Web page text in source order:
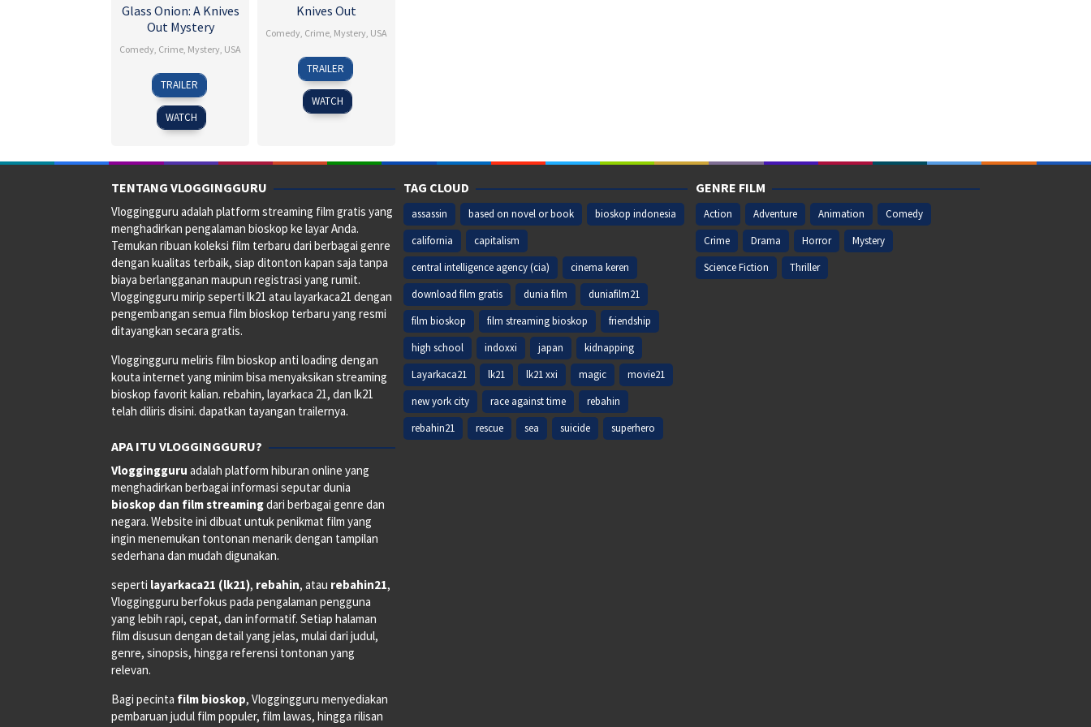
Glass Onion: A Knives
Out Mystery
Comedy, Crime, Mystery, USA
23
Nov
2022
Bruce
Wayne
Gillies
TRAILER
WATCH
Knives Out
Comedy, Crime, Mystery, USA
27
Nov
2019
Bruce
Wayne
Gillies
TRAILER
WATCH
TENTANG VLOGGINGGURU
Vloggingguru adalah platform streaming film gratis yang
menghadirkan pengalaman bioskop ke layar Anda.
Temukan ribuan koleksi film terbaru dari berbagai genre
dengan kualitas terbaik, siap ditonton kapan saja tanpa
biaya berlangganan maupun registrasi yang rumit.
Vloggingguru mirip seperti lk21 atau layarkaca21 dengan
pengembangan semua film bioskop terbaru yang resmi
ditayangkan secara gratis.
Vloggingguru meliris film bioskop anti loading dengan
kouta internet yang minim bisa menyaksikan streaming
bioskop favorit kalian. rebahin, layarkaca 21, dan lk21
telah diliris disini. dapatkan tayangan trailernya.
APA ITU VLOGGINGGURU?
Vloggingguru adalah platform hiburan online yang
menghadirkan berbagai informasi seputar dunia
bioskop dan film streamingdari berbagai genre dan
negara. Website ini dibuat untuk penikmat film yang
ingin menemukan tontonan menarik dengan tampilan
sederhana dan mudah digunakan.
seperti layarkaca21 (lk21), rebahin, atau rebahin21,
Vloggingguru berfokus pada pengalaman pengguna
yang lebih rapi, cepat, dan informatif. Setiap halaman
film disusun dengan detail yang jelas, mulai dari judul,
genre, sinopsis, hingga referensi tontonan yang
relevan.
Bagi pecinta film bioskop, Vloggingguru menyediakan
pembaruan judul film populer, film lawas, hingga rilisan
TAG CLOUD
assassin based on novel or book
bioskop indonesia
california
capitalism
central intelligence agency (cia)
cinema keren
download film gratis
dunia film
duniafilm21
film bioskop
film streaming bioskop
friendship
high school
indoxxi japan
kidnapping
Layarkaca21
lk21 lk21 xxi magic
movie21
new york city
race against time
rebahin
rebahin21
rescue sea suicide superhero
GENRE FILM
Action Adventure Animation
Comedy
Crime
Drama Horror
Mystery
Science Fiction
Thriller